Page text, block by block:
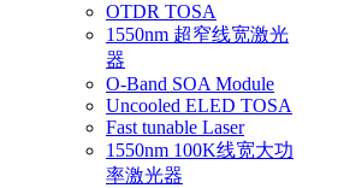
OTDR TOSA
1550nm 超窄线宽激光
器
O-Band SOA Module
Uncooled ELED TOSA
Fast tunable Laser
1550nm 100K线宽大功
率激光器